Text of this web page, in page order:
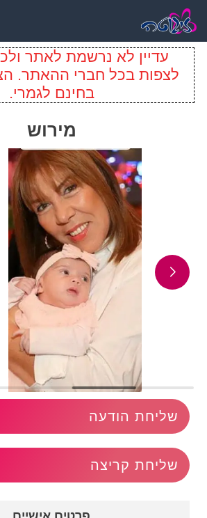
עדיין לא נרשמת לאתר
לצפות בכל חברי ההאתר.
בחינם לגמרי.
מירוש
שליחת הודעה
שליחת קריצה